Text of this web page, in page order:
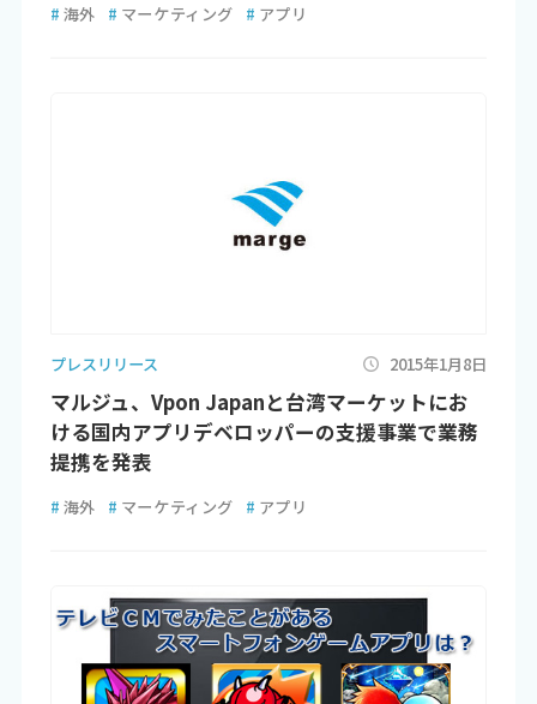
# 海外 # マーケティング # アプリ
プレスリリース 2015年1月8日
マルジュ、Vpon Japanと台湾マーケットにお
ける国内アプリデベロッパーの支援事業で業務
提携を発表
# 海外 # マーケティング # アプリ